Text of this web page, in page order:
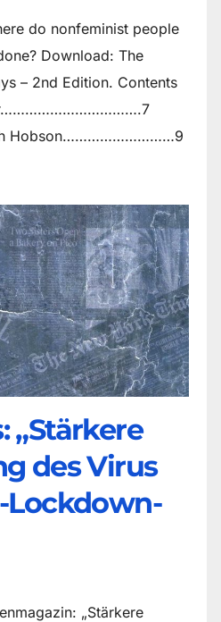
do non­feminist people
Download: The
– 2nd Edition. Contents
Hobson………………………9
„Stärkere
des Virus
„Stärkere